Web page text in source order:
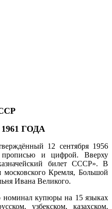
ГОДА
12 сентября 1956
и цифрой. Вверху
билет СССР». В
Кремля, Большой
Ивана Великого.
купюры на 15 языках
узбекском, казахском,